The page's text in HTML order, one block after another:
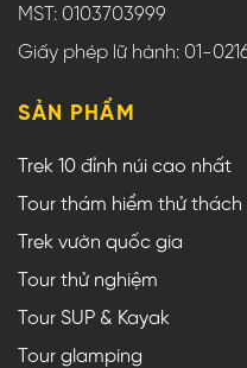
MST: 0103703999
Giấy phép lữ hành: 01-
SẢN PHẨM
Trek 10 đỉnh núi cao nhất
Tour thám hiểm thử thách
Trek vườn quốc gia
Tour thử nghiệm
Tour SUP & Kayak
Tour glamping